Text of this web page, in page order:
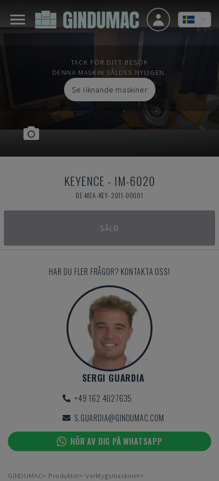
TACK FÖR DITT BESÖK
DENNA MASKIN SÅLDES NYLIGEN.
Se liknande maskiner
KEYENCE - IM-6020
DE-MEA-KEY-2011-00001
SÅLD
HAR DU FLER FRÅGOR? KONTAKTA OSS!
SERGI GUARDIA
+49 162 4027635
S.GUARDIA@GINDUMAC.COM
HÖR AV DIG PÅ WHATSAPP
GINDUMAC Produkter
Verktygsmaskiner